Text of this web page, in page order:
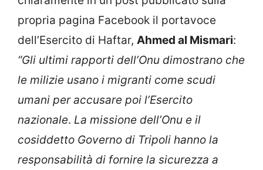
propria pagina Facebook il portavoce
dell’Esercito di Haftar, Ahmed al Mismari:
“Gli ultimi rapporti dell’Onu dimostrano che
le milizie usano i migranti come scudi
umani per accusare poi l’Esercito
nazionale. La missione dell’Onu e il
cosiddetto Governo di Tripoli hanno la
responsabilità di fornire la sicurezza a